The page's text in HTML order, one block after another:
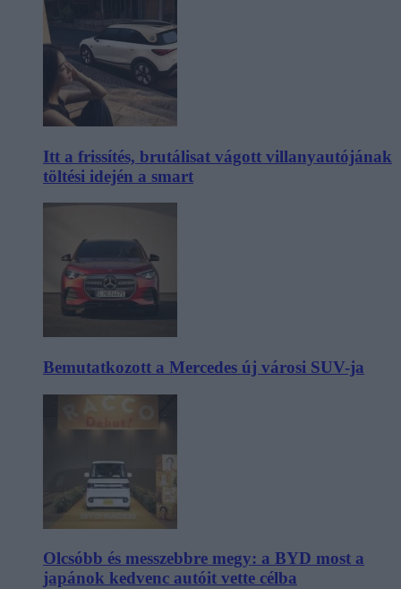
Itt a frissítés, brutálisat vágott villanyautójának
töltési idején a smart
Bemutatkozott a Mercedes új városi SUV-ja
Olcsóbb és messzebbre megy: a BYD most a
japánok kedvenc autóit vette célba